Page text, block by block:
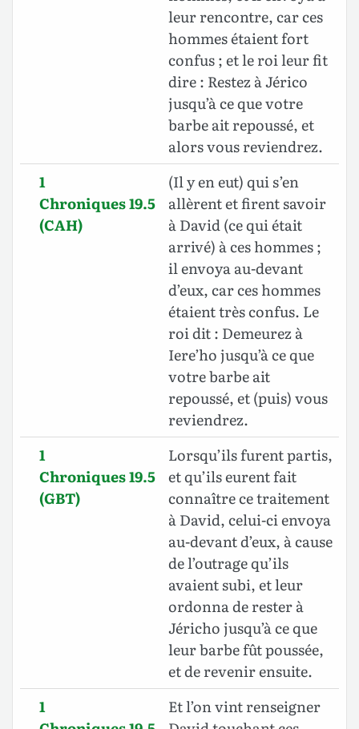
leur rencontre, car ces
hommes étaient fort
confus ; et le roi leur fit
dire : Restez à Jérico
jusqu’à ce que votre
barbe ait repoussé, et
alors vous reviendrez.
1
Chroniques 19.5
(CAH)
(Il y en eut) qui s’en
allèrent et firent savoir
à David (ce qui était
arrivé) à ces hommes ;
il envoya au-devant
d’eux, car ces hommes
étaient très confus. Le
roi dit : Demeurez à
Iere’ho jusqu’à ce que
votre barbe ait
repoussé, et (puis) vous
reviendrez.
1
Chroniques 19.5
(GBT)
Lorsqu’ils furent partis,
et qu’ils eurent fait
connaître ce traitement
à David, celui-ci envoya
au-devant d’eux, à cause
de l’outrage qu’ils
avaient subi, et leur
ordonna de rester à
Jéricho jusqu’à ce que
leur barbe fût poussée,
et de revenir ensuite.
1
Et l’on vint renseigner